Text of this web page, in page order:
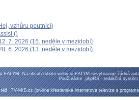
vzhůru poutníci)
()
7. 2026 (15. neděle v mezidobí)
6. 2026 (13. neděle v mezidobí)
FATYM. Na obsah tohoto webu siFATYMnevyhrazuje žádná
Používáme phpRS - redakční systém
též TV-MIS.cz (on-line křesťanská internetová televize s